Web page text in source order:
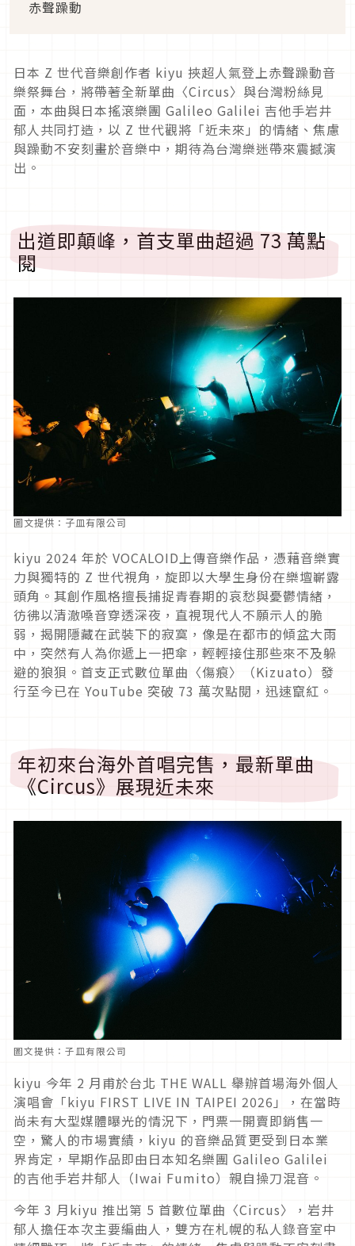
赤聲躁動
日本 Z 世代音樂創作者 kiyu 挾超人氣登上赤聲躁動音
樂祭舞台，將帶著全新單曲〈Circus〉與台灣粉絲見
面，本曲與日本搖滾樂團 Galileo Galilei 吉他手岩井
郁人共同打造，以 Z 世代觀將「近未來」的情緒、焦慮
與躁動不安刻畫於音樂中，期待為台灣樂迷帶來震撼演
出。
出道即顛峰，首支單曲超過 73 萬點
閱
圖文提供：子皿有限公司
kiyu 2024 年於 VOCALOID上傳音樂作品，憑藉音樂實
力與獨特的 Z 世代視角，旋即以大學生身份在樂壇嶄露
頭角。其創作風格擅長捕捉青春期的哀愁與憂鬱情緒，
彷彿以清澈嗓音穿透深夜，直視現代人不願示人的脆
弱，揭開隱藏在武裝下的寂寞，像是在都市的傾盆大雨
中，突然有人為你遞上一把傘，輕輕接住那些來不及躲
避的狼狽。首支正式數位單曲〈傷痕〉（Kizuato）發
行至今已在 YouTube 突破 73 萬次點閱，迅速竄紅。
年初來台海外首唱完售，最新單曲
《Circus》展現近未來
圖文提供：子皿有限公司
kiyu 今年 2 月甫於台北 THE WALL 舉辦首場海外個人
演唱會「kiyu FIRST LIVE IN TAIPEI 2026」，在當時
尚未有大型媒體曝光的情況下，門票一開賣即銷售一
空，驚人的市場實績，kiyu 的音樂品質更受到日本業
界肯定，早期作品即由日本知名樂團 Galileo Galilei
的吉他手岩井郁人（Iwai Fumito）親自操刀混音。
今年 3 月kiyu 推出第 5 首數位單曲〈Circus〉，岩井
郁人擔任本次主要編曲人，雙方在札幌的私人錄音室中